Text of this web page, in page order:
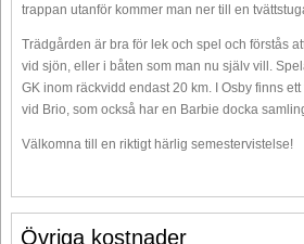
trappan utanför kommer man ner till en
Trädgården är bra för lek och spel och förstås
vid sjön, eller i båten som man nu själv vill.
GK inom räckvidd endast 20 km. I Osby finns
vid Brio, som också har en Barbie docka
Välkomna till en riktigt härlig semestervistelse!
Övriga kostnader